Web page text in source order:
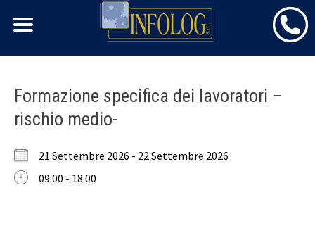
Skip
content
Formazione specifica dei lavoratori –
rischio medio-
21 Settembre 2026 - 22 Settembre 2026
09:00 - 18:00